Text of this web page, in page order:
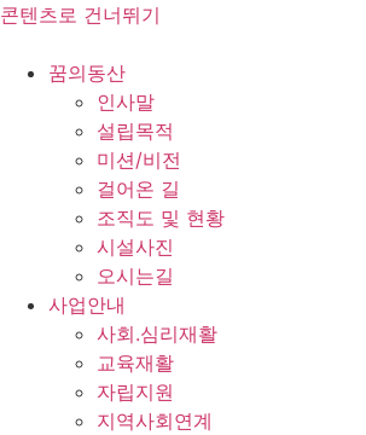
콘텐츠로 건너뛰기
꿈의동산
인사말
설립목적
미션/비전
걸어온 길
조직도 및 현황
시설사진
오시는길
사업안내
사회.심리재활
교육재활
자립지원
지역사회연계